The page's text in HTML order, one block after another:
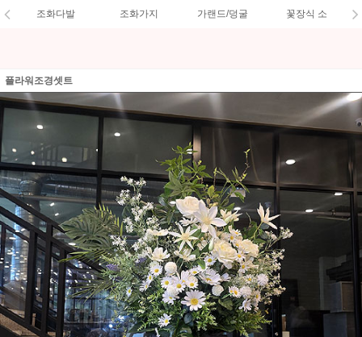
조화다발 조화가지 가랜드/덩굴 꽃장식 소
플라워조경셋트